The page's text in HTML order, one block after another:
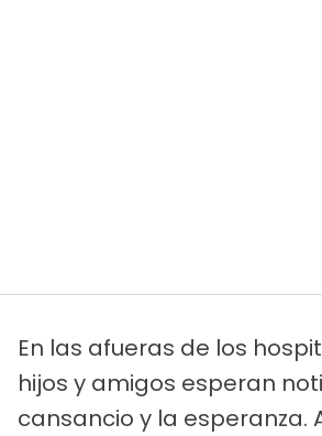
En las afueras de los
hijos y amigos esperan
cansancio y la esperanza.